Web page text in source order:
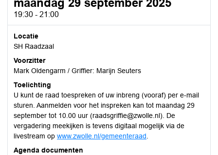
maandag 29 september 2025
19:30 - 21:00
Locatie
SH Raadzaal
Voorzitter
Mark Oldengarm / Griffier: Marijn Seuters
Toelichting
U kunt de raad toespreken of uw inbreng (vooraf) per e-mail
sturen. Aanmelden voor het inspreken kan tot maandag 29
september tot 10.00 uur (raadsgriffie@zwolle.nl). De
vergadering meekijken is tevens digitaal mogelijk via de
livestream op www.zwolle.nl/gemeenteraad
Agenda documenten